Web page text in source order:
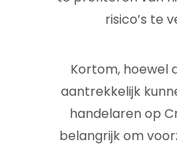
risico’s te
Kortom,
aantrekkelijk
handelaren op
belangrijk om